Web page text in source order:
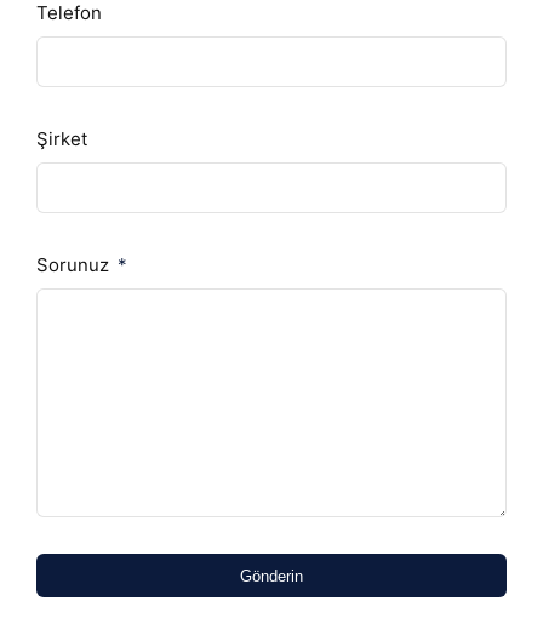
Telefon
Şirket
Sorunuz
Gönderin